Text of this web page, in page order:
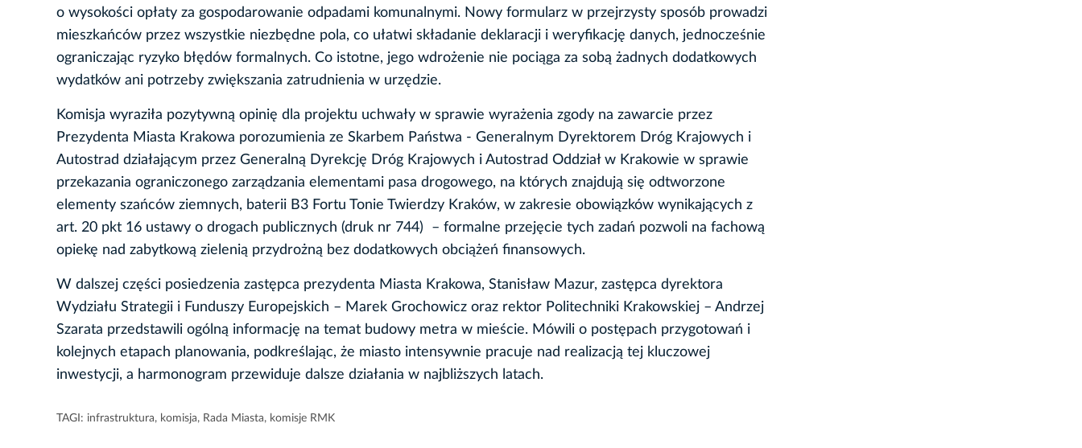
o wysokości opłaty za gospodarowanie odpadami komunalnymi. Nowy formularz w przejrzysty sposób prowadzi
mieszkańców przez wszystkie niezbędne pola, co ułatwi składanie deklaracji i weryfikację danych, jednocześnie
ograniczając ryzyko błędów formalnych. Co istotne, jego wdrożenie nie pociąga za sobą żadnych dodatkowych
wydatków ani potrzeby zwiększania zatrudnienia w urzędzie.
Komisja wyraziła pozytywną opinię dla projektu uchwały w sprawie wyrażenia zgody na zawarcie przez
Prezydenta Miasta Krakowa porozumienia ze Skarbem Państwa - Generalnym Dyrektorem Dróg Krajowych i
Autostrad działającym przez Generalną Dyrekcję Dróg Krajowych i Autostrad Oddział w Krakowie w sprawie
przekazania ograniczonego zarządzania elementami pasa drogowego, na których znajdują się odtworzone
elementy szańców ziemnych, baterii B3 Fortu Tonie Twierdzy Kraków, w zakresie obowiązków wynikających z
art. 20 pkt 16 ustawy o drogach publicznych (druk nr 744) – formalne przejęcie tych zadań pozwoli na fachową
opiekę nad zabytkową zielenią przydrożną bez dodatkowych obciążeń finansowych.
W dalszej części posiedzenia zastępca prezydenta Miasta Krakowa, Stanisław Mazur, zastępca dyrektora
Wydziału Strategii i Funduszy Europejskich – Marek Grochowicz oraz rektor Politechniki Krakowskiej – Andrzej
Szarata przedstawili ogólną informację na temat budowy metra w mieście. Mówili o postępach przygotowań i
kolejnych etapach planowania, podkreślając, że miasto intensywnie pracuje nad realizacją tej kluczowej
inwestycji, a harmonogram przewiduje dalsze działania w najbliższych latach.
TAGI: infrastruktura, komisja, Rada Miasta, komisje RMK